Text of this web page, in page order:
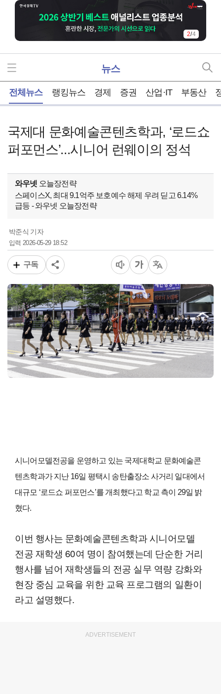
2/4
뉴스
전체뉴스 랭킹뉴스 경제 증권 산업·IT 부동산
국제대 문화예술콘텐츠학과, ‘로드쇼
퍼포먼스’...시니어 런웨이의 정석
와우넷 오늘장전략
스페이스X, 최대 9.1억주 보호예수 해제 우려 딛고 6.14%
급등 - 와우넷 오늘장전략
박준식 기자
입력2026-05-29 18:52
구독
시니어모델전공을 운영하고 있는 국제대학교 문화예술콘
텐츠학과가 지난 16일 평택시 송탄출장소 사거리 일대에서
대규모 ‘로드쇼 퍼포먼스’를 개최했다고 학교 측이 29일 밝
혔다.
이번 행사는 문화예술콘텐츠학과 시니어모델
전공 재학생 60여 명이 참여했는데 단순한 거리
행사를 넘어 재학생들의 전공 실무 역량 강화와
현장 중심 교육을 위한 교육 프로그램의 일환이
라고 설명했다.
ADVERTISEMENT